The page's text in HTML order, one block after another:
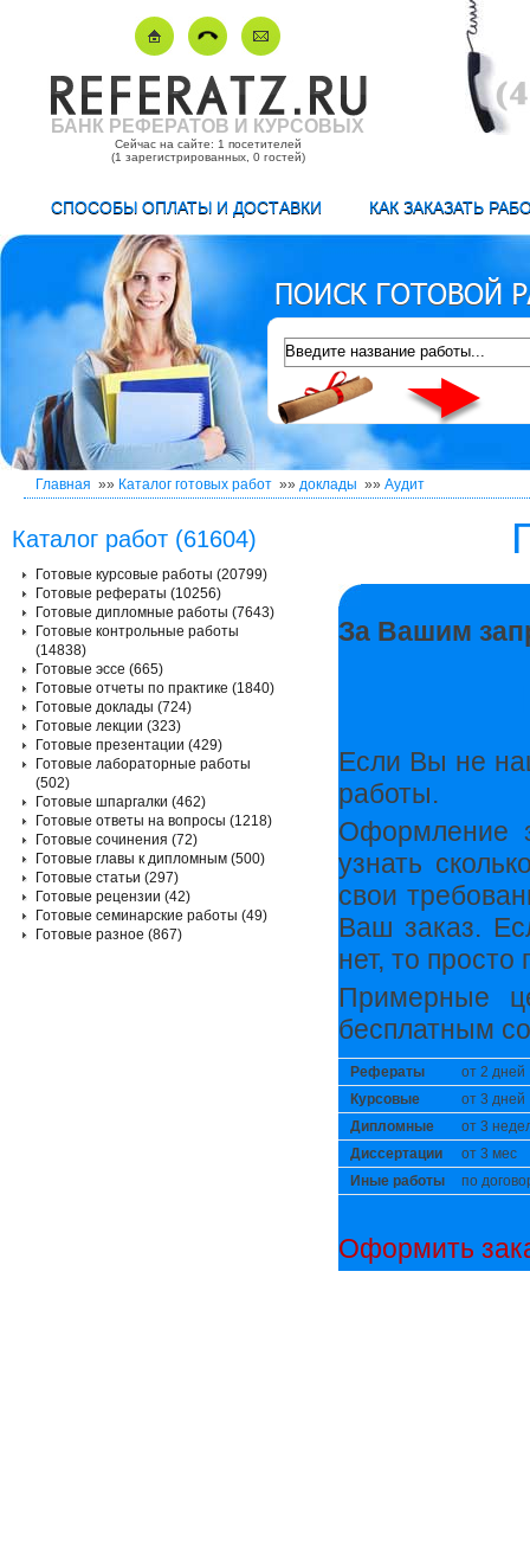
БАНК РЕФЕРАТОВ И КУРСОВЫХ
Сейчас на сайте: 1 посетителей
(1 зарегистрированных, 0 гостей)
СПОСОБЫ ОПЛАТЫ И ДОСТАВКИ КАК ЗАКАЗАТЬ
Главная »» Каталог готовых работ »» доклады »» Аудит
За Вашим
Если Вы не
работы.
Оформление
узнать
свои
Ваш заказ.
нет, то
Примерные
бесплатным
Рефераты
от 2 дней
Курсовые
от 3 дней
Дипломные
от 3
Диссертации
от 3 мес
Иные работы
по
Оформить
Каталог работ (61604)
Готовые курсовые работы (20799)
Готовые рефераты (10256)
Готовые дипломные работы (7643)
Готовые контрольные работы
(14838)
Готовые эссе (665)
Готовые отчеты по практике (1840)
Готовые доклады (724)
Готовые лекции (323)
Готовые презентации (429)
Готовые лабораторные работы
(502)
Готовые шпаргалки (462)
Готовые ответы на вопросы (1218)
Готовые сочинения (72)
Готовые главы к дипломным (500)
Готовые статьи (297)
Готовые рецензии (42)
Готовые семинарские работы (49)
Готовые разное (867)